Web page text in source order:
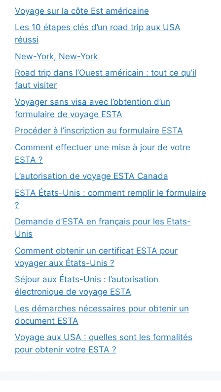
Voyage sur la côte Est américaine
Les 10 étapes clés d’un road trip aux USA
réussi
New-York, New-York
Road trip dans l’Ouest américain : tout ce qu’il
faut visiter
Voyager sans visa avec l’obtention d’un
formulaire de voyage ESTA
Procéder à l’inscription au formulaire ESTA
Comment effectuer une mise à jour de votre
ESTA ?
L’autorisation de voyage ESTA Canada
ESTA États-Unis : comment remplir le formulaire
?
Demande d’ESTA en français pour les Etats-
Unis
Comment obtenir un certificat ESTA pour
voyager aux États-Unis ?
Séjour aux États-Unis : l’autorisation
électronique de voyage ESTA
Les démarches nécessaires pour obtenir un
document ESTA
Voyage aux USA : quelles sont les formalités
pour obtenir votre ESTA ?